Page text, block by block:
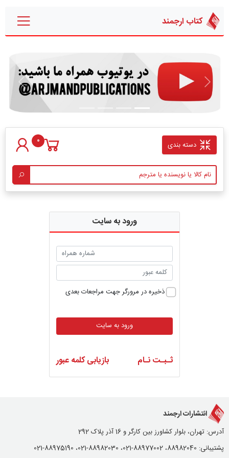
کتاب ارجمند
قبلی بعدی
دسته بندی 0
ورود به سایت
ذخیره در مرورگر جهت مراجعات بعدی
ورود به سایت
ثـبـت نـام بازیابی کلمه عبور
انتشارات ارجمند
آدرس: تهران، بلوار کشاورز بین کارگر و 16 آذر پلاک 292
پشتیبانی: 88982040، 88977002-021، 88982030-021، 88975190-021